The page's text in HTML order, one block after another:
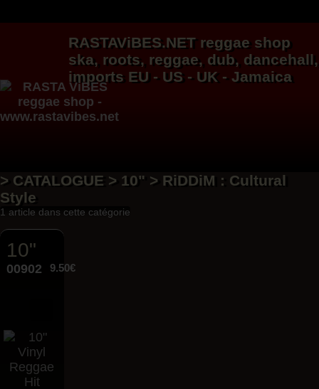
RASTAViBES.NET reggae shop
ska, roots, reggae, dub, dancehall,
imports EU - US - UK - Jamaica
> CATALOGUE > 10" > RiDDiM : Cultural
Style
1 article dans cette catégorie
10"
00902 9.50€